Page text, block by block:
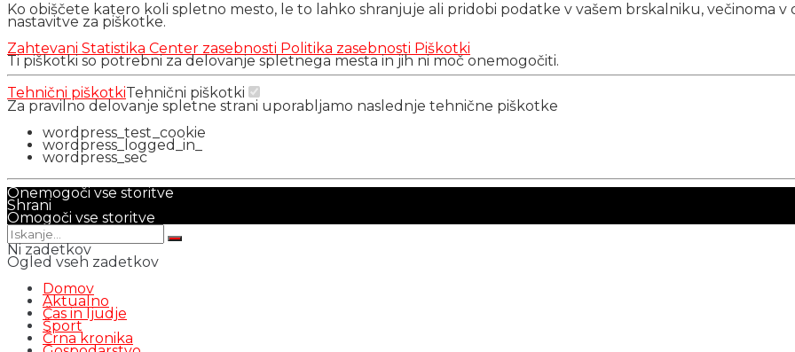
Ko obiščete katero koli spletno mesto, le to lahko shranjuje ali pridobi podatke v vašem brskalniku, večinoma
nastavitve za piškotke.
Zahtevani Statistika Center zasebnosti Politika zasebnosti Piškotki
Ti piškotki so potrebni za delovanje spletnega mesta in jih ni moč onemogočiti.
Tehnični piškotkiTehnični piškotki
Za pravilno delovanje spletne strani uporabljamo naslednje tehnične piškotke
wordpress_test_cookie
wordpress_logged_in_
wordpress_sec
Onemogoči vse storitve
Shrani
Omogoči vse storitve
Ni zadetkov
Ogled vseh zadetkov
Domov
Aktualno
Čas in ljudje
Šport
Črna kronika